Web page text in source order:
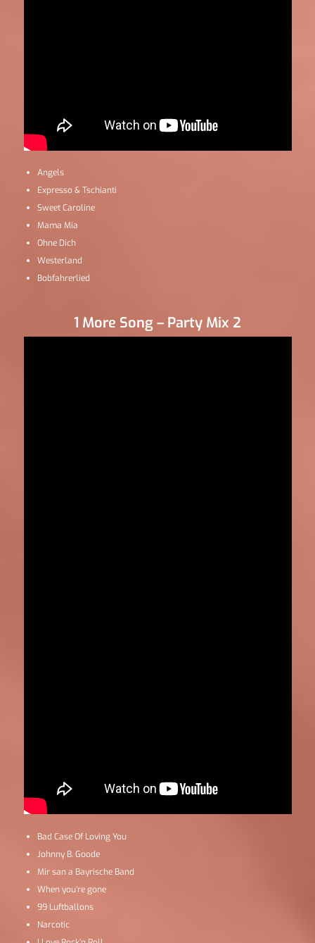
Angels
Expresso & Tschianti
Sweet Caroline
Mama Mia
Ohne Dich
Westerland
Bobfahrerlied
1 More Song – Party Mix 2
Bad Case Of Loving You
Johnny B. Goode
Mir san a Bayrische Band
When you’re gone
99 Luftballons
Narcotic